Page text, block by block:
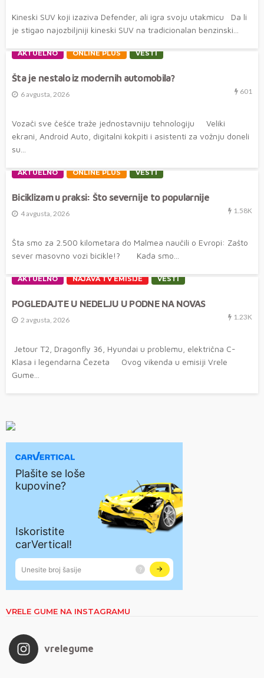
Kineski SUV koji izaziva Defender, ali igra svoju utakmicu Da li
je stigao najozbiljniji kineski SUV na tradicionalan benzinski...
AKTUELNO ONLINE PLUS VESTI
Šta je nestalo iz modernih automobila?
6 avgusta, 2026 601
Vozači sve češće traže jednostavniju tehnologiju Veliki
ekrani, Android Auto, digitalni kokpiti i asistenti za vožnju doneli
su...
AKTUELNO ONLINE PLUS VESTI
Biciklizam u praksi: Što severnije to popularnije
4 avgusta, 2026 1.58K
Šta smo za 2.500 kilometara do Malmea naučili o Evropi: Zašto
sever masovno vozi bicikle!? Kada smo...
AKTUELNO NAJAVA TV EMISIJE VESTI
POGLEDAJTE U NEDELJU U PODNE NA NOVAS
2 avgusta, 2026 1.23K
Jetour T2, Dragonfly 36, Hyundai u problemu, električna C-
Klasa i legendarna Čezeta Ovog vikenda u emisiji Vrele
Gume...
VRELE GUME NA INSTAGRAMU
vrelegume